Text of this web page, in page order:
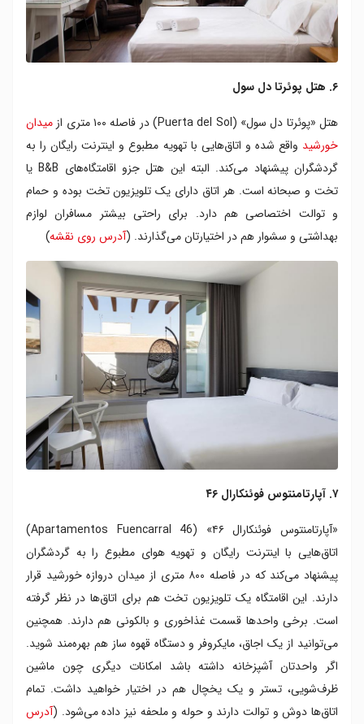
۶. هتل پوئرتا دل سول
هتل «پوئرتا دل سول» (Puerta del Sol) در فاصله ۱۰۰ متری از
میدان
خورشید واقع شده و اتاق‌هایی با تهویه مطبوع و اینترنت رایگان را به
گردشگران پیشنهاد می‌کند. البته این هتل جزو اقامتگاه‌های B&B یا
تخت و صبحانه است. هر اتاق دارای یک تلویزیون تخت بوده و حمام
و توالت اختصاصی هم دارد. برای راحتی بیشتر مسافران لوازم
بهداشتی و سشوار هم در اختیارتان می‌گذارند. (آدرس روی نقشه)
۷. آپارتامنتوس فوئنکارال ۴۶
«آپارتامنتوس فوئنکارال ۴۶» (Apartamentos Fuencarral 46)
اتاق‌هایی با اینترنت رایگان و تهویه هوای مطبوع را به گردشگران
پیشنهاد می‌کند که در فاصله ۸۰۰ متری از میدان دروازه خورشید قرار
دارند. این اقامتگاه یک تلویزیون تخت هم برای اتاق‌ها در نظر گرفته
است. برخی واحد‌ها قسمت غذاخوری و بالکونی هم دارند. همچنین
می‌توانید از یک اجاق، مایکروفر و دستگاه قهوه ساز هم بهره‌مند شوید.
اگر واحدتان آشپزخانه داشته باشد امکانات دیگری چون ماشین
ظرف‌شویی، تستر و یک یخچال هم در اختیار خواهید داشت. تمام
اتاق‌ها دوش و توالت دارند و حوله و ملحفه نیز داده می‌شود. (آدرس